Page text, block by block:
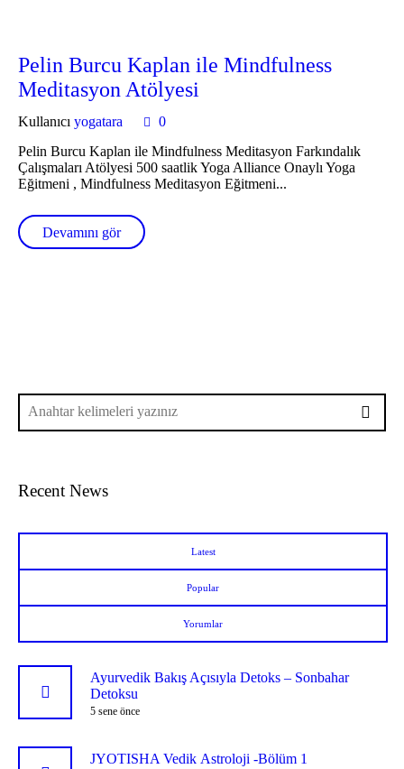
Pelin Burcu Kaplan ile Mindfulness
Meditasyon Atölyesi
Kullanıcı yogatara
0
Pelin Burcu Kaplan ile Mindfulness Meditasyon Farkındalık
Çalışmaları Atölyesi 500 saatlik Yoga Alliance Onaylı Yoga
Eğitmeni , Mindfulness Meditasyon Eğitmeni...
Devamını gör
Recent News
Latest
Popular
Yorumlar
Ayurvedik Bakış Açısıyla Detoks – Sonbahar
Detoksu
5 sene önce
JYOTISHA Vedik Astroloji -Bölüm 1